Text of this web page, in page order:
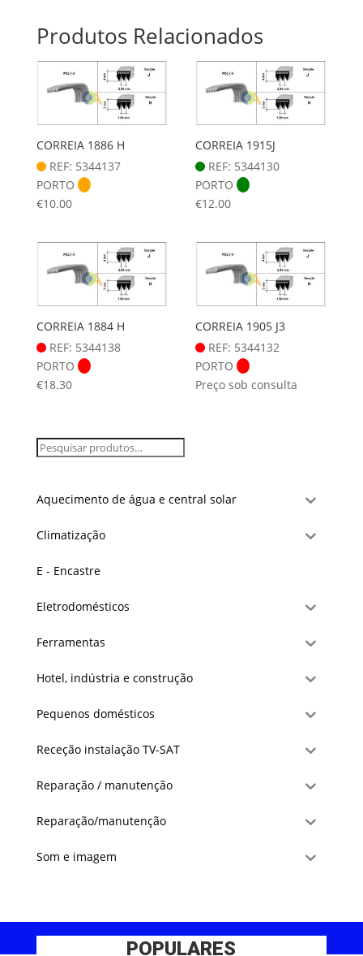
Produtos Relacionados
CORREIA 1886 H
REF: 5344137
PORTO
€10.00
CORREIA 1915J
REF: 5344130
PORTO
€12.00
CORREIA 1884 H
REF: 5344138
PORTO
€18.30
CORREIA 1905 J3
REF: 5344132
PORTO
Preço sob consulta
Aquecimento de água e central solar
Climatização
E - Encastre
Eletrodomésticos
Ferramentas
Hotel, indústria e construção
Pequenos domésticos
Receção instalação TV-SAT
Reparação / manutenção
Reparação/manutenção
Som e imagem
POPULARES